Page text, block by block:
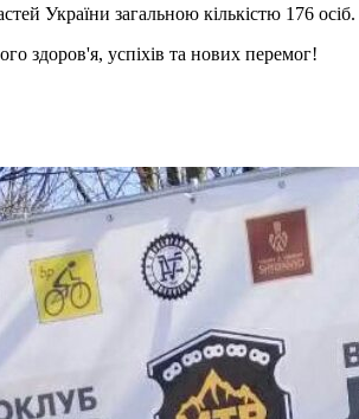
України загальною кількістю 176 осіб.
здоров'я, успіхів та нових перемог!